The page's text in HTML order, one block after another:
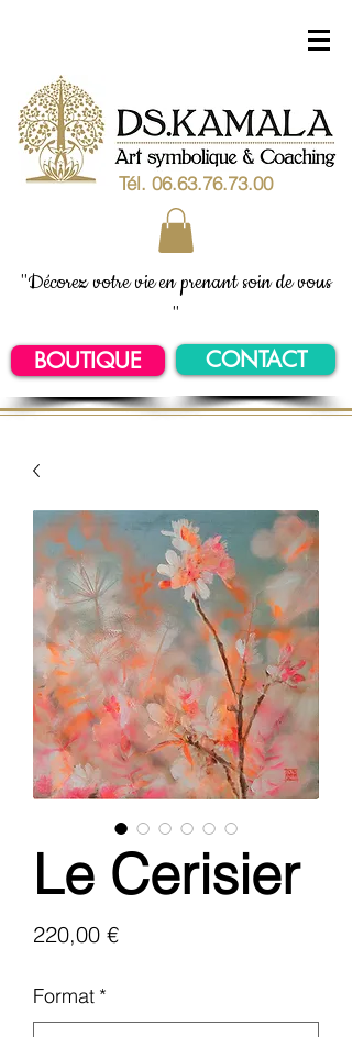
Tél. 06.63.76.73.00
"Décorez votre vie en prenant soin de vous
"
BOUTIQUE CONTACT
Le Cerisier
220,00 €Prix
Format *